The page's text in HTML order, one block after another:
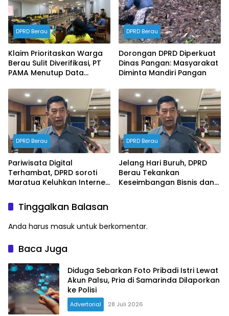
DPRD Berau
Klaim Prioritaskan Warga
Berau Sulit Diverifikasi, PT
PAMA Menutup Data
RDP DPRD
DPRD Berau
Dorongan DPRD Diperkuat
Dinas Pangan: Masyarakat
Diminta Mandiri Pangan
DPRD Berau
Pariwisata Digital
Terhambat, DPRD soroti
Maratua Keluhkan Internet
DPRD Berau
Jelang Hari Buruh, DPRD
Berau Tekankan
Keseimbangan Bisnis dan
Tinggalkan Balasan
Anda harus masuk untuk berkomentar.
Baca Juga
Diduga Sebarkan Foto Pribadi Istri Lewat
Akun Palsu, Pria di Samarinda Dilaporkan
ke Polisi
Advertorial 28 Juli 2026